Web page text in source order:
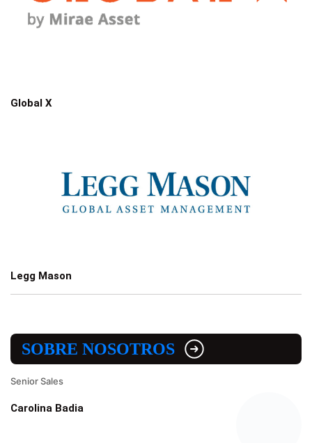
Global X
Legg Mason
SOBRE NOSOTROS
Senior Sales
Carolina Badia